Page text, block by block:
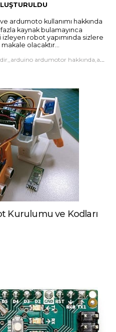
ardumoto kullanımı hakkında
kaynak bulamayınca
robot yapımında sizlere
olacaktır...
Kurulumu ve Kodları